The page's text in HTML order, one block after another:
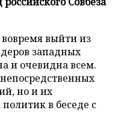
выйти из
западных
и очевидна всем.
но и их
в беседе с